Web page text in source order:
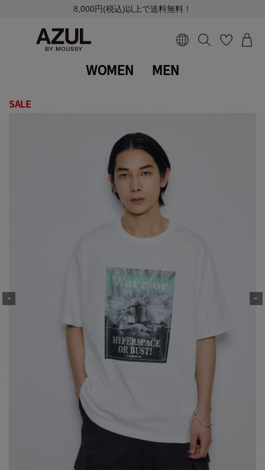
8,000円(税込)以上で送料無料！
WOMEN MEN
SALE